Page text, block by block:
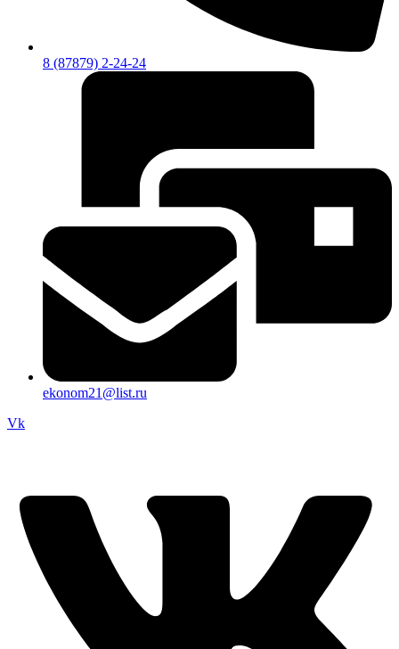
8 (87879) 2-24-24
ekonom21@list.ru
Vk